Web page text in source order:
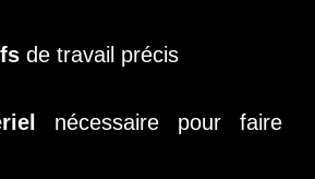
de travail précis
nécessaire pour faire